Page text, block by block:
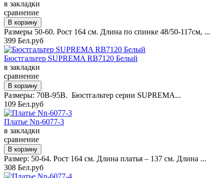
в закладки
сравнение
Размеры 50-60. Рост 164 см. Длина по спинке 48/50-117см, ...
399 Бел.руб
Бюстгальтер SUPREMA RB7120 Белый
в закладки
сравнение
Размеры: 70B-95B. Бюстгальтер серии SUPREMA...
109 Бел.руб
Платье Nn-6077-3
в закладки
сравнение
Размер: 50-64. Рост 164 см. Длина платья – 137 см. Длина ...
308 Бел.руб